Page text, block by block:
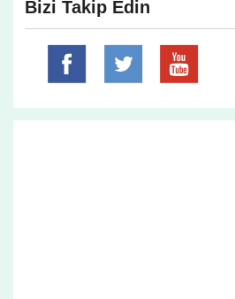
Bizi Takip Edin